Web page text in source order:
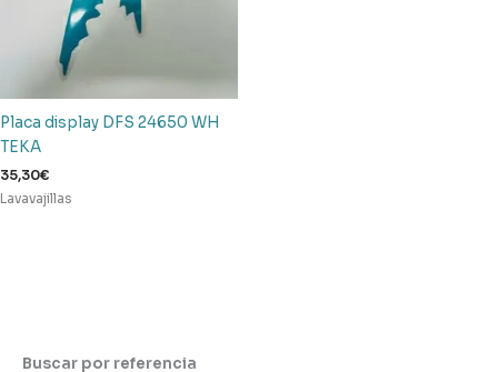
Buscar por referencia
Placa display DFS 24650 WH
TEKA
35,30€
Lavavajillas